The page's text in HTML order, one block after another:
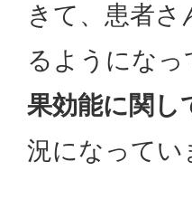
きて、患者さ
るようにな
果効能に関し
況になってい